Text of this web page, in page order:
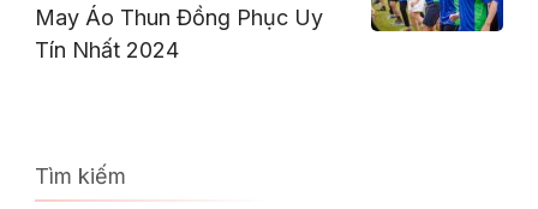
May Áo Thun Đồng Phục Uy
Tín Nhất 2024
Tìm kiếm